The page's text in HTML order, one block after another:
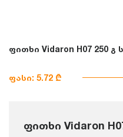
ფითხი Vidaron H07 250 გ
ფასი: 5.72 ₾
ფითხი Vidaron